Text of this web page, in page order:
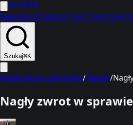
SPORT1
NewsyEkstraklasaTypyTransmisje
Szukaj⌘K
Wiadomości sportowe/Newsy/
Nagły zwrot w